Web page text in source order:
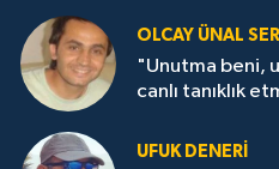
OLCAY ÜNAL
"Unutma beni,
canlı tanıklık
UFUK DENERİ